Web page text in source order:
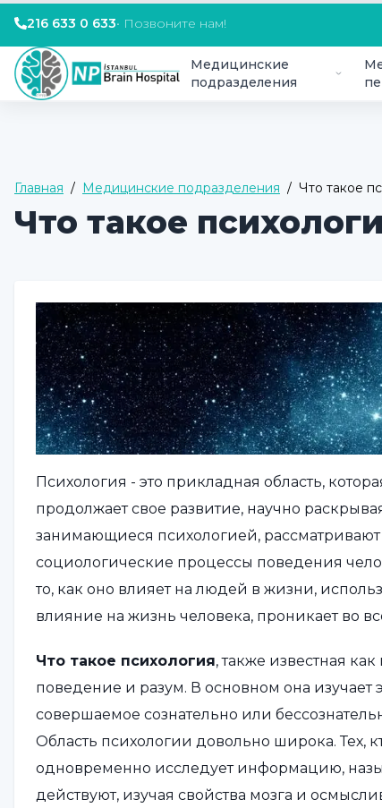
216 633 0 633• Позвоните нам!
Медицинские
подразделения
Главная / Медицинские подразделения / Что такое
Что такое
Психология - это прикладная область,
продолжает свое развитие, научно
занимающиеся психологией,
социологические процессы поведения
то, как оно влияет на людей в жизни,
влияние на жизнь человека, проникает во
Что такое психология, также известная
поведение и разум. В основном она
совершаемое сознательно или
Область психологии довольно широка. Тех,
одновременно исследует информацию,
действуют, изучая свойства мозга и